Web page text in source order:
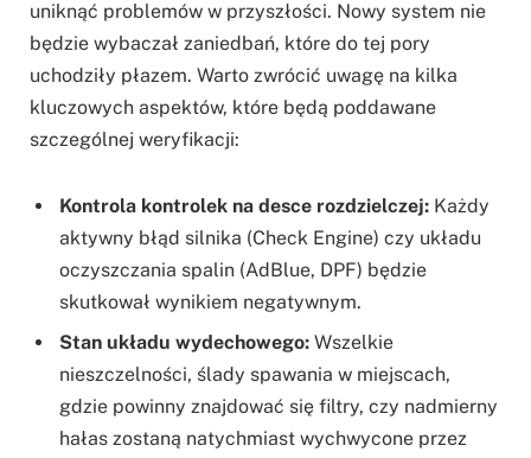
uniknąć problemów w przyszłości. Nowy system nie
będzie wybaczał zaniedbań, które do tej pory
uchodziły płazem. Warto zwrócić uwagę na kilka
kluczowych aspektów, które będą poddawane
szczególnej weryfikacji:
Kontrola kontrolek na desce rozdzielczej: Każdy
aktywny błąd silnika (Check Engine) czy układu
oczyszczania spalin (AdBlue, DPF) będzie
skutkował wynikiem negatywnym.
Stan układu wydechowego: Wszelkie
nieszczelności, ślady spawania w miejscach,
gdzie powinny znajdować się filtry, czy nadmierny
hałas zostaną natychmiast wychwycone przez